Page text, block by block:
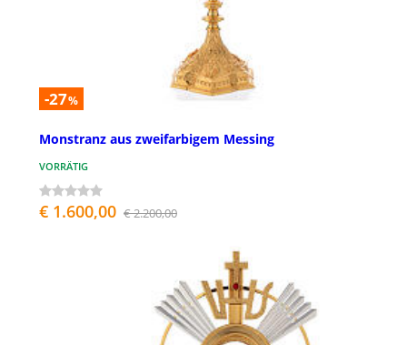
-27%
Monstranz aus zweifarbigem Messing
VORRÄTIG
€ 1.600,00 € 2.200,00